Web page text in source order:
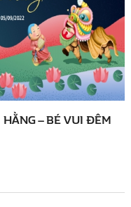
– BÉ VUI ĐÊM